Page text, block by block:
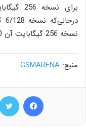
نسخه 256 گیگابایت آن 430 دلار قیمت گذاری شده است.
منبع: GSMARENA